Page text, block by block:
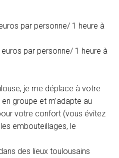
par personne/ 1 heure à
par personne/ 1 heure à
je me déplace à votre
groupe et m’adapte au
votre confort (vous évitez
embouteillages, le
des lieux toulousains